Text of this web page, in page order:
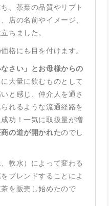
、茶葉の品質やリプト
店の名前やイメージ、
ちました。
格にも目を付けます。
さい」とお母様からの
大量に飲むものとして
と感じ、仲介人を通さ
れるような流通経路を
功！一気に取扱量が増
の道が開かれたのでし
軟水）によって変わる
ブレンドすることによ
を販売し始めたので